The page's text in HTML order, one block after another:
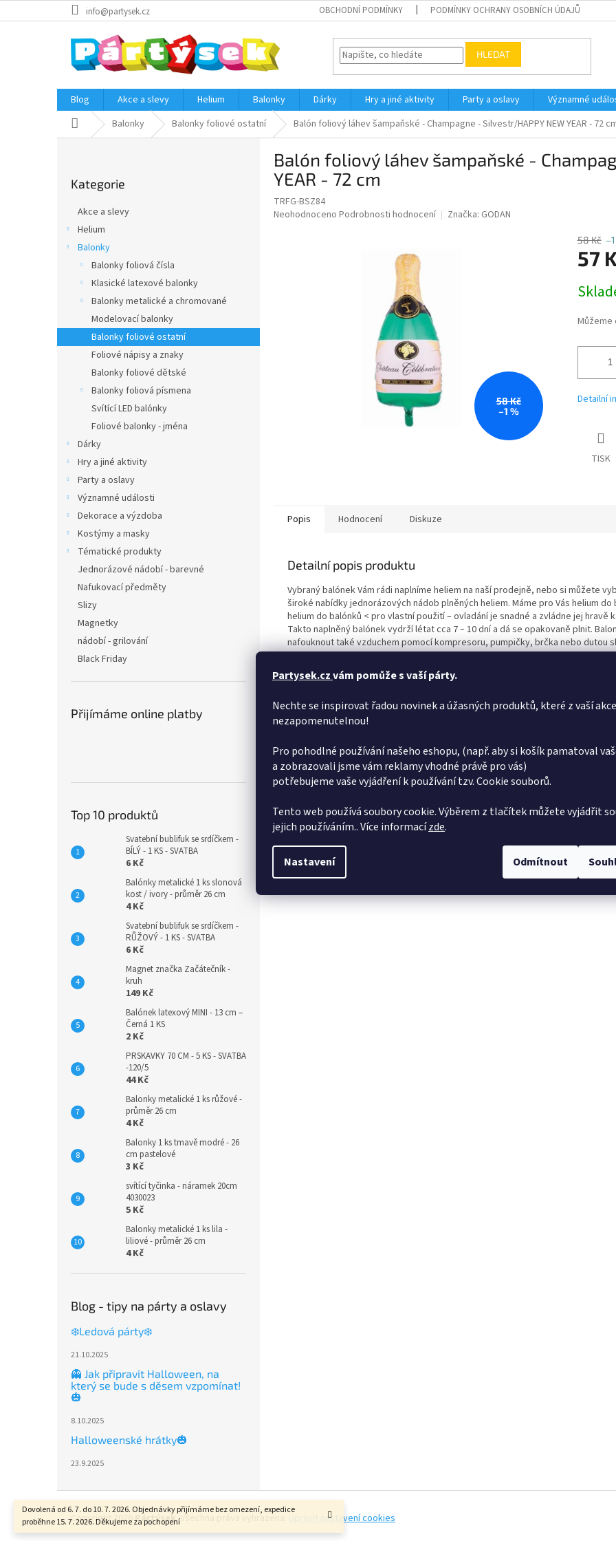
Partysek.czvám pomůže s vaší párty.
Nechte se inspirovat řadou novinek a úžasných produktů, které z vaší
nezapomenutelnou!
Pro pohodlné používání našeho eshopu, (např. aby si košík pamatoval
a zobrazovali jsme vám reklamy vhodné právě pro vás)
potřebujeme vaše vyjádření k používání tzv. Cookie souborů.
Tento web používá soubory cookie. Výběrem z tlačítek můžete vyjádřit
jejich používáním.. Více informacízde.
Nastavení Odmítnout
na
Dovolená od 6. 7. do 10. 7. 2026. Objednávky přijímáme bez omezení, expedice
proběhne 15. 7. 2026. Děkujeme za pochopení
info@partysek.cz OBCHODNÍ PODMÍNKY PODMÍNKY OCHRANY OSOBNÍCH ÚDAJŮ
HLEDAT
Blog Akce a slevy Helium Balonky Dárky Hry a jiné aktivity Party a oslavy Významné
Domů Balonky Balonky foliové ostatní Balón foliový láhev šampaňské - Champagne - Silvestr/HAPPY NEW YEAR - 72
e
l
kategorie
Kategorie
Akce a slevy
Helium
Balonky
Balonky foliová čísla
Klasické latexové balonky
Balonky metalické a chromované
Modelovací balonky
Balonky foliové ostatní
Foliové nápisy a znaky
Balonky foliové dětské
Balonky foliová písmena
Svítící LED balónky
Foliové balonky - jména
Dárky
Hry a jiné aktivity
Party a oslavy
Významné události
Dekorace a výzdoba
Kostýmy a masky
Tématické produkty
Jednorázové nádobí - barevné
Nafukovací předměty
Slizy
Magnetky
nádobí - grilování
Black Friday
Přijímáme online platby
Top 10 produktů
Svatební bublifuk se srdíčkem -
BÍLÝ - 1 KS - SVATBA
6 Kč
Balónky metalické 1 ks slonová
kost / ivory - průměr 26 cm
4 Kč
Svatební bublifuk se srdíčkem -
RŮŽOVÝ - 1 KS - SVATBA
6 Kč
Magnet značka Začátečník -
kruh
149 Kč
Balónek latexový MINI - 13 cm –
Černá 1 KS
2 Kč
PRSKAVKY 70 CM - 5 KS - SVATBA
-120/5
44 Kč
Balonky metalické 1 ks růžové -
průměr 26 cm
4 Kč
Balonky 1 ks tmavě modré - 26
cm pastelové
3 Kč
svítící tyčinka - náramek 20cm
4030023
5 Kč
Balonky metalické 1 ks lila -
liliové - průměr 26 cm
4 Kč
Blog - tipy na párty a oslavy
❄️Ledová párty❄️
21.10.2025
👻 Jak připravit Halloween, na
který se bude s děsem vzpomínat!
🎃
8.10.2025
Halloweenské hrátky🎃
23.9.2025
Balón foliový láhev šampaňské -
YEAR - 72 cm
TRFG-BSZ84
Průměrné
Neohodnoceno Podrobnosti hodnocení Značka: GODAN
58 Kč
–1 %
58 Kč
57
cena:
Můžeme
Detailní
TISK
Popis Hodnocení Diskuze
Detailní popis produktu
Vybraný balónek Vám rádi naplníme heliem na naší prodejně, nebo si můžete
široké nabídky jednorázových nádob plněných heliem. Máme pro Vás helium do
helium do balónků < pro vlastní použití – ovladání je snadné a zvládne jej hravě
Takto naplněný balónek vydrží létat cca 7 – 10 dní a dá se opakovaně plnit.
nafouknout také vzduchem pomocí kompresoru, pumpičky, brčka nebo dutou
Copyright 2026Pártýsek. Všechna práva vyhrazena. Upravit nastavení cookies